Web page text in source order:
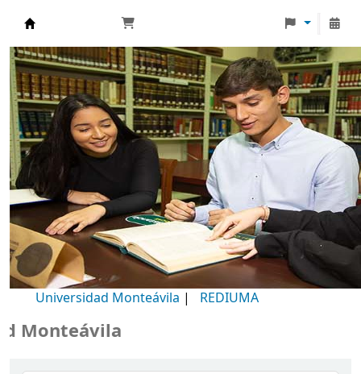
Biblioteca Universidad Monteávila
Universidad Monteávila | REDIUMA